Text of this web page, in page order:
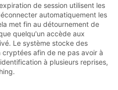
de session utilisent les
automatiquement les
met fin au détournement de
quelqu'un accède aux
Le système stocke des
cryptées afin de ne pas avoir à
à plusieurs reprises,